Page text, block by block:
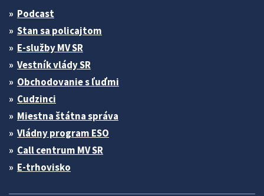
Podcast
Stan sa policajtom
E-služby MV SR
Vestník vlády SR
Obchodovanie s ľuďmi
Cudzinci
Miestna štátna správa
Vládny program ESO
Call centrum MV SR
E-trhovisko